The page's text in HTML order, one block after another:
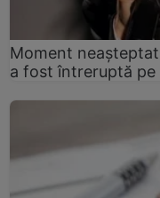
Moment
a fost întreruptă pe